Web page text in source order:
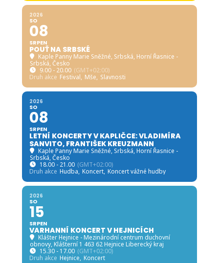
2026
SO
08
SRPEN
POUŤ NA SRBSKÉ
Kaple Panny Marie Sněžné, Srbská, Horní Řasnice -
Srbská, Česko
9.00 - 20.00 (GMT+02:00)
Druh akce Festival, Mše, Slavnosti
2026
SO
08
SRPEN
LETNÍ KONCERTY V KAPLIČCE: VLADIMÍRA
SANVITO, FRANTIŠEK KREUZMANN
Kaple Panny Marie Sněžné, Srbská, Horní Řasnice -
Srbská, Česko
18.00 - 21.00 (GMT+02:00)
Druh akce Hudba, Koncert, Koncert vážné hudby
2026
SO
15
SRPEN
VARHANNÍ KONCERT V HEJNICÍCH
Klášter Hejnice - Mezinárodní centrum duchovní
obnovy, Klášterní 1 463 62 Hejnice Liberecký kraj
15.30 - 17.00 (GMT+02:00)
Druh akce Hejnice, Koncert